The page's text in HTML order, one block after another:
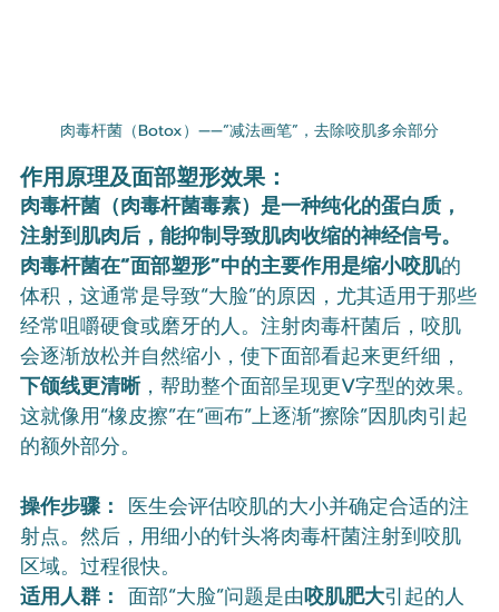
肉毒杆菌（Botox）——“减法画笔”，去除咬肌多余部分
作用原理及面部塑形效果：
肉毒杆菌（肉毒杆菌毒素）是一种纯化的蛋白质，
注射到肌肉后，能抑制导致肌肉收缩的神经信号。
肉毒杆菌在“面部塑形”中的主要作用是缩小咬肌的
体积，这通常是导致“大脸”的原因，尤其适用于那些
经常咀嚼硬食或磨牙的人。注射肉毒杆菌后，咬肌
会逐渐放松并自然缩小，使下面部看起来更纤细，
下颌线更清晰，帮助整个面部呈现更V字型的效果。
这就像用“橡皮擦”在“画布”上逐渐“擦除”因肌肉引起
的额外部分。
操作步骤： 医生会评估咬肌的大小并确定合适的注
射点。然后，用细小的针头将肉毒杆菌注射到咬肌
区域。过程很快。
适用人群： 面部“大脸”问题是由咬肌肥大引起的人